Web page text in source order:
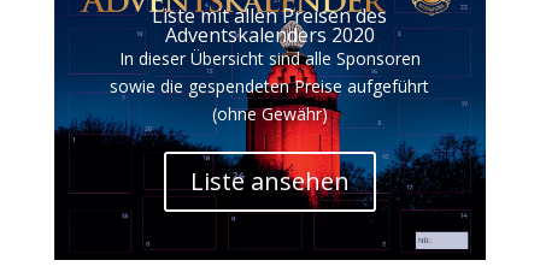
Liste mit allen Preisen des
Adventskalenders 2020
In dieser Übersicht sind alle Sponsoren
sowie die gespendeten Preise aufgeführt
(ohne Gewähr)
Liste ansehen